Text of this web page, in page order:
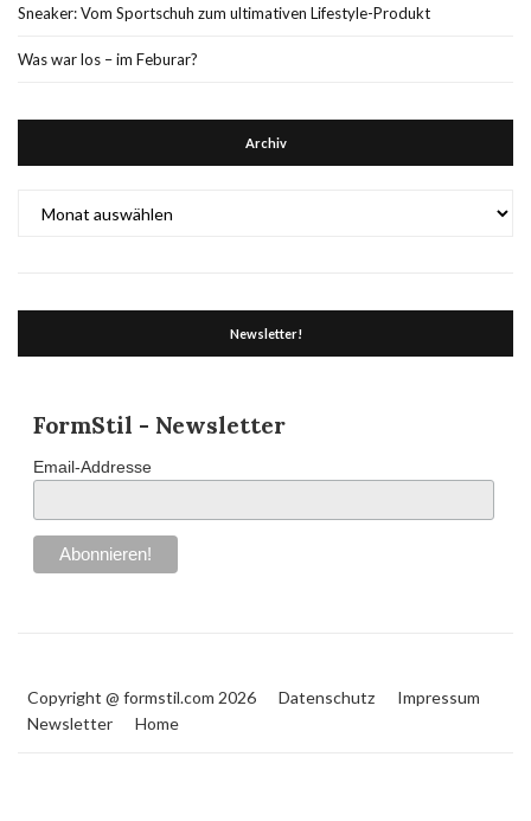
Sneaker: Vom Sportschuh zum ultimativen Lifestyle-Produkt
Was war los – im Feburar?
Archiv
Newsletter!
FormStil - Newsletter
Email-Addresse
Copyright @ formstil.com 2026 Datenschutz
Impressum
Newsletter
Home